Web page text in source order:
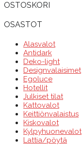
OSTOSKORI
OSASTOT
Alasvalot
Antidark
Deko-light
Designvalaisimet
Egoluce
Hotellit
Julkiset tilat
Kattovalot
Keittiönvalaistus
Kiskovalot
Kylpyhuonevalot
Lattia/pöytä